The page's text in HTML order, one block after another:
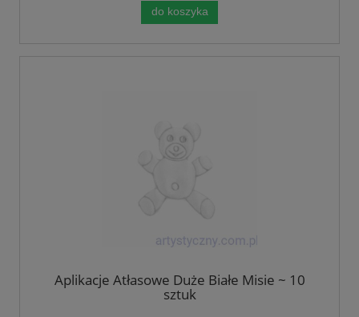
do koszyka
Aplikacje Atłasowe Duże Białe Misie ~ 10
sztuk